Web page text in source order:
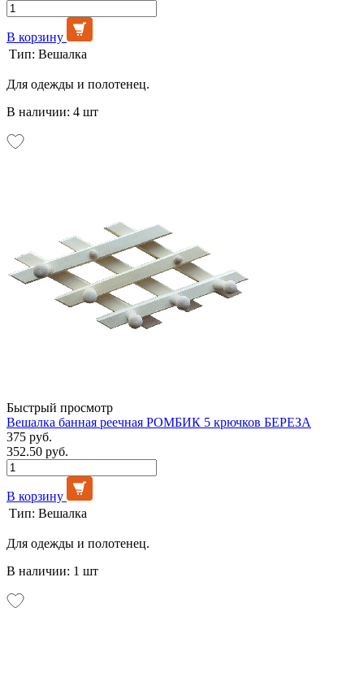
В корзину
Тип: Вешалка
Для одежды и полотенец.
В наличии: 4 шт
Быстрый просмотр
Вешалка банная реечная РОМБИК 5 крючков БЕРЕЗА
375 руб.
352.50 руб.
В корзину
Тип: Вешалка
Для одежды и полотенец.
В наличии: 1 шт